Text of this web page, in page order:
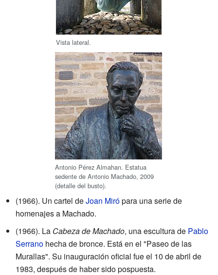
Vista lateral.
Antonio Pérez Almahan. Estatua
sedente de Antonio Machado, 2009
(detalle del busto).
(1966). Un cartel deJoan Mirópara una serie de
homenajes a Machado.
(1966). La Cabeza de Machado, una escultura de Pablo
Serrano hecha de bronce. Está en el "Paseo de las
Murallas". Su inauguración oficial fue el 10 de abril de
1983, después de haber sido pospuesta.